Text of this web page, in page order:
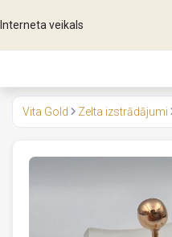
Interneta veikals
Vita Gold Zelta izstrādājumi